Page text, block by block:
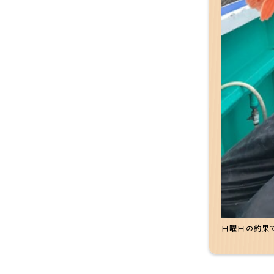
日曜日の釣果